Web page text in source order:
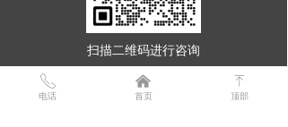
扫描二维码进行咨询
ꂅ
电话
낀
首页
ꁸ
顶部